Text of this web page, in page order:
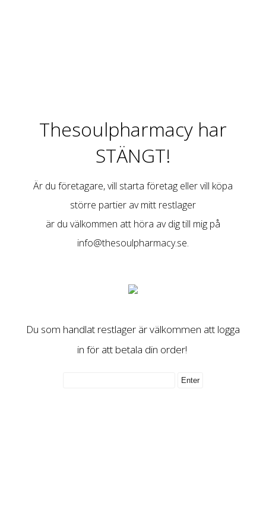
Thesoulpharmacy har
STÄNGT!
Är du företagare, vill starta företag eller vill köpa
större partier av mitt restlager
är du välkommen att höra av dig till mig på
info@thesoulpharmacy.se.
Du som handlat restlager är välkommen att logga
in för att betala din order!